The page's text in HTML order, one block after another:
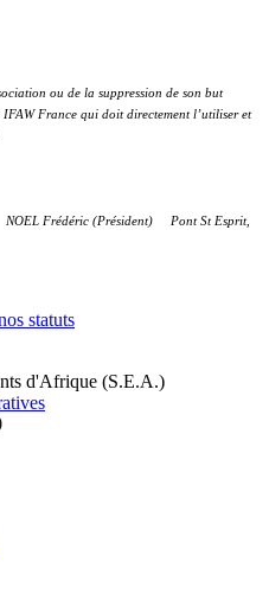
ou de la suppression de son but
France qui doit directement l’utiliser et
(Président) Pont St Esprit,
statuts
d'Afrique (S.E.A.)